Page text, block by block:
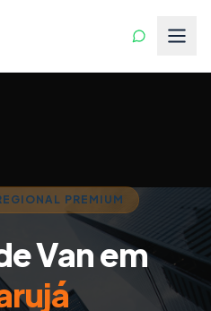
PREMIUM
Van em